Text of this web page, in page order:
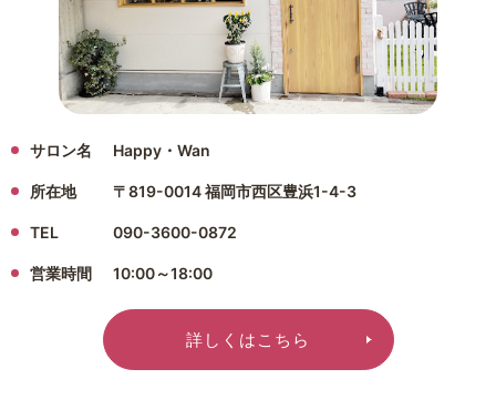
サロン名 Happy・Wan
所在地 〒819-0014 福岡市西区豊浜1-4-3
TEL 090-3600-0872
営業時間 10:00～18:00
詳しくはこちら